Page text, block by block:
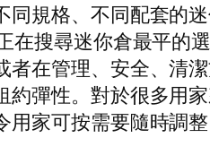
規格、不同配套的
搜尋迷你倉最平的
在管理、安全、清
彈性。對於很多用
家可按需要隨時調